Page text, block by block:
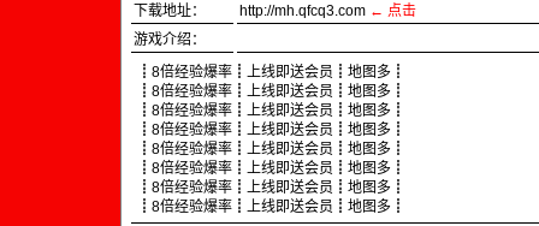
下载地址：
http://mh.qfcq3.com ← 点击
游戏介绍：
┋8倍经验爆率┋上线即送会员┋地图多┋
┋8倍经验爆率┋上线即送会员┋地图多┋
┋8倍经验爆率┋上线即送会员┋地图多┋
┋8倍经验爆率┋上线即送会员┋地图多┋
┋8倍经验爆率┋上线即送会员┋地图多┋
┋8倍经验爆率┋上线即送会员┋地图多┋
┋8倍经验爆率┋上线即送会员┋地图多┋
┋8倍经验爆率┋上线即送会员┋地图多┋